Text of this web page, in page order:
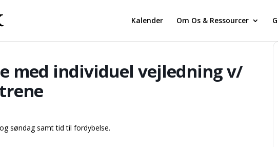
Kalender Om Os & Ressourcer
med individuel vejledning v/
søndag samt tid til fordybelse.